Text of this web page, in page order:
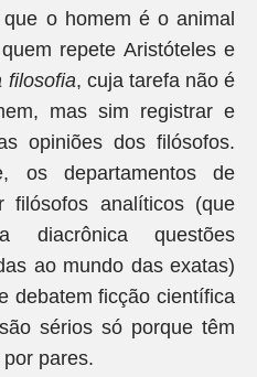
o homem é o animal
repete Aristóteles e
filosofia, cuja tarefa não é
mas sim registrar e
opiniões dos filósofos.
os departamentos de
filósofos analíticos (que
diacrônica questões
ao mundo das exatas)
debatem ficção científica
sérios só porque têm
pares.